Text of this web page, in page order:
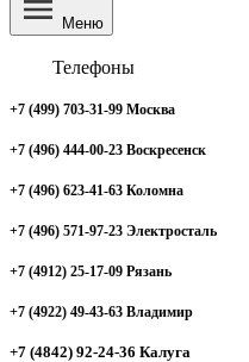
Меню
Телефоны
+7 (499) 703-31-99 Москва
+7 (496) 444-00-23 Воскресенск
+7 (496) 623-41-63 Коломна
+7 (496) 571-97-23 Электросталь
+7 (4912) 25-17-09 Рязань
+7 (4922) 49-43-63 Владимир
+7 (4842) 92-24-36 Калуга